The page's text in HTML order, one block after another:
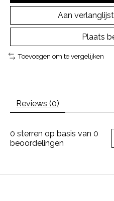
Aan
Plaats
Toevoegen om te vergelijken
Reviews (0)
0 sterren op basis van 0
beoordelingen